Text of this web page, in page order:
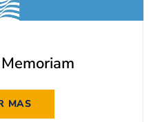
MAS